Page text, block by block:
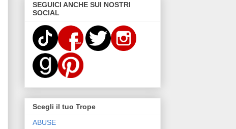
SEGUICI ANCHE SUI NOSTRI
SOCIAL
Scegli il tuo Trope
ABUSE